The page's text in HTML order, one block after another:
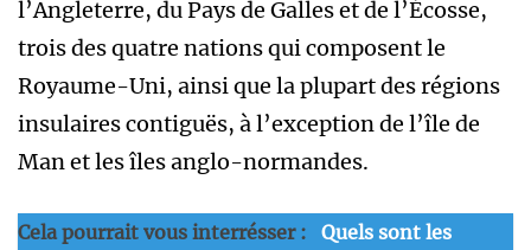
l’Angleterre, du Pays de Galles et de l’Écosse,
trois des quatre nations qui composent le
Royaume-Uni, ainsi que la plupart des régions
insulaires contiguës, à l’exception de l’île de
Man et les îles anglo-normandes.
Cela pourrait vous interrésser :
Quels sont les